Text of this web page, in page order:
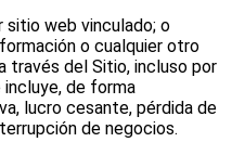
sitio web vinculado; o
o cualquier otro
través del Sitio, incluso por
incluye, de forma
lucro cesante, pérdida de
de negocios.